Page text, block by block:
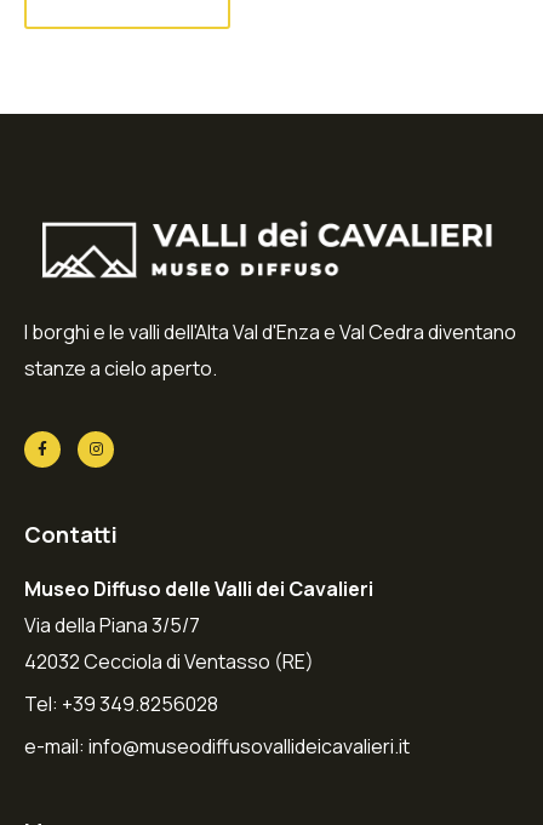
I borghi e le valli dell'Alta Val d'Enza e Val Cedra diventano
stanze a cielo aperto.
Contatti
Museo Diffuso delle Valli dei Cavalieri
Via della Piana 3/5/7
42032 Cecciola di Ventasso (RE)
Tel: +39 349.8256028
e-mail: info@museodiffusovallideicavalieri.it